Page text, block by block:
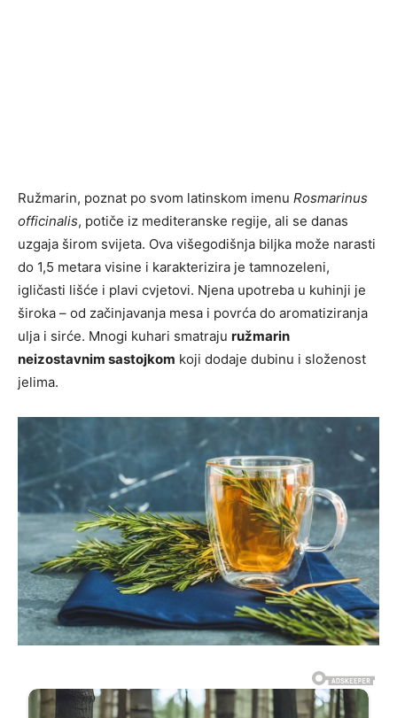
Ružmarin, poznat po svom latinskom imenu Rosmarinus
officinalis, potiče iz mediteranske regije, ali se danas
uzgaja širom svijeta. Ova višegodišnja biljka može narasti
do 1,5 metara visine i karakterizira je tamnozeleni,
igličasti lišće i plavi cvjetovi. Njena upotreba u kuhinji je
široka – od začinjavanja mesa i povrća do aromatiziranja
ulja i sirće. Mnogi kuhari smatraju ružmarin
neizostavnim sastojkom koji dodaje dubinu i složenost
jelima.